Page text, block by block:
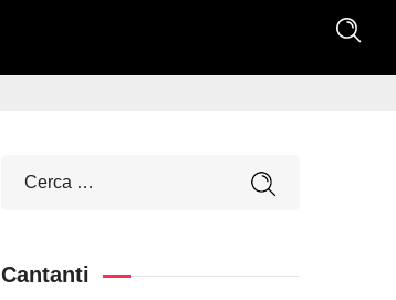
Cantanti